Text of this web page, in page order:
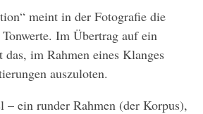
meint in der Fotografie die
Im Übertrag auf ein
das, im Rahmen eines Klanges
auszuloten.
– ein runder Rahmen (der Korpus),